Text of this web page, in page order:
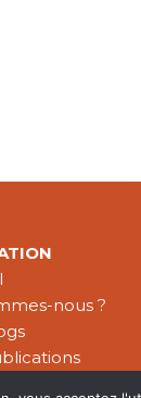
nous ?